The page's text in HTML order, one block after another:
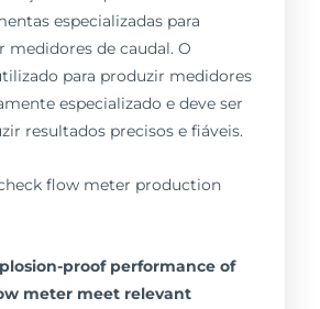
especializadas para
medidores de caudal. O
para produzir medidores
especializado e deve ser
resultados precisos e fiáveis.
proof performance of
meter meet relevant